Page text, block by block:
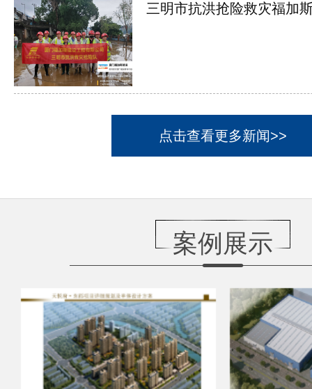
三明市抗洪抢险救灾福加
点击查看更多新闻>>
案例展示